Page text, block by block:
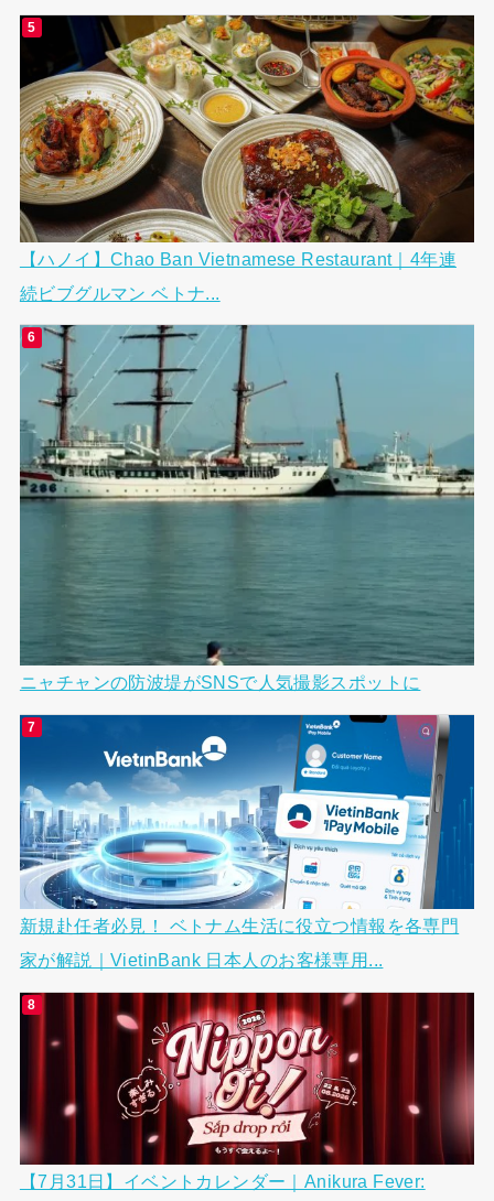
【ハノイ】Chao Ban Vietnamese Restaurant｜4年連
続ビブグルマン ベトナ...
ニャチャンの防波堤がSNSで人気撮影スポットに
新規赴任者必見！ ベトナム生活に役立つ情報を各専門
家が解説｜VietinBank 日本人のお客様専用...
【7月31日】イベントカレンダー｜Anikura Fever: